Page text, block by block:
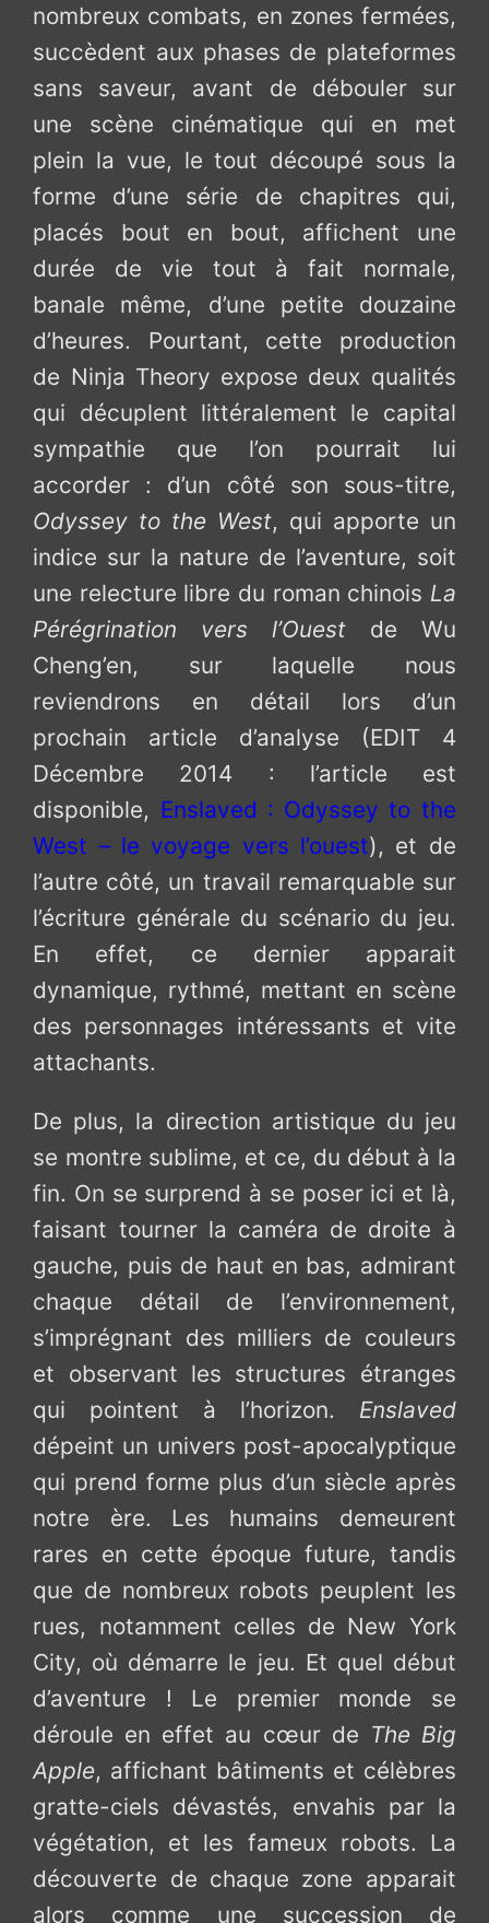
nombreux combats, en zones fermées,
succèdent aux phases de plateformes
sans saveur, avant de débouler sur
une scène cinématique qui en met
plein la vue, le tout découpé sous la
forme d’une série de chapitres qui,
placés bout en bout, affichent une
durée de vie tout à fait normale,
banale même, d’une petite douzaine
d’heures. Pourtant, cette production
de Ninja Theory expose deux qualités
qui décuplent littéralement le capital
sympathie que l’on pourrait lui
accorder : d’un côté son sous-titre,
Odyssey to the West, qui apporte un
indice sur la nature de l’aventure, soit
une relecture libre du roman chinois La
Pérégrination vers l’Ouest de Wu
Cheng’en, sur laquelle nous
reviendrons en détail lors d’un
prochain article d’analyse (EDIT 4
Décembre 2014 : l’article est
disponible, Enslaved : Odyssey to the
West – le voyage vers l’ouest), et de
l’autre côté, un travail remarquable sur
l’écriture générale du scénario du jeu.
En effet, ce dernier apparait
dynamique, rythmé, mettant en scène
des personnages intéressants et vite
attachants.
De plus, la direction artistique du jeu
se montre sublime, et ce, du début à la
fin. On se surprend à se poser ici et là,
faisant tourner la caméra de droite à
gauche, puis de haut en bas, admirant
chaque détail de l’environnement,
s’imprégnant des milliers de couleurs
et observant les structures étranges
qui pointent à l’horizon. Enslaved
dépeint un univers post-apocalyptique
qui prend forme plus d’un siècle après
notre ère. Les humains demeurent
rares en cette époque future, tandis
que de nombreux robots peuplent les
rues, notamment celles de New York
City, où démarre le jeu. Et quel début
d’aventure ! Le premier monde se
déroule en effet au cœur de The Big
Apple, affichant bâtiments et célèbres
gratte-ciels dévastés, envahis par la
végétation, et les fameux robots. La
découverte de chaque zone apparait
alors comme une succession de